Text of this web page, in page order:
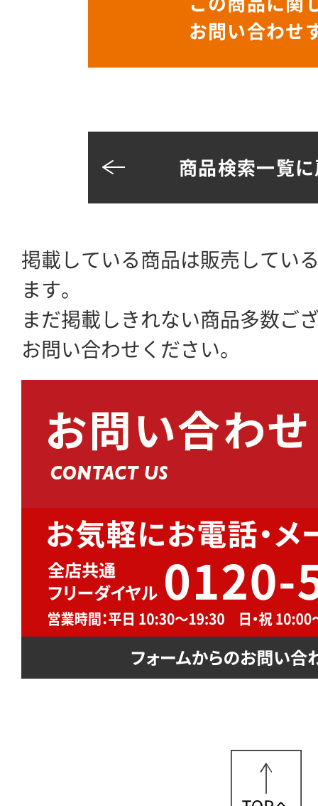
お問い合わせ
商品検索一覧
掲載している商品は販売してい
ます。
まだ掲載しきれない商品多数ご
お問い合わせください。